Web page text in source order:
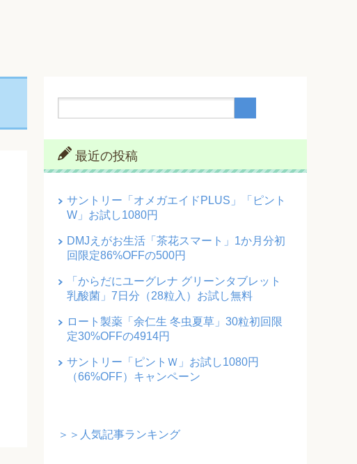
最近の投稿
サントリー「オメガエイドPLUS」「ピント
W」お試し1080円
DMJえがお生活「茶花スマート」1か月分初
回限定86%OFFの500円
「からだにユーグレナ グリーンタブレット
乳酸菌」7日分（28粒入）お試し無料
ロート製薬「余仁生 冬虫夏草」30粒初回限
定30%OFFの4914円
サントリー「ピントＷ」お試し1080円
（66%OFF）キャンペーン
＞＞人気記事ランキング